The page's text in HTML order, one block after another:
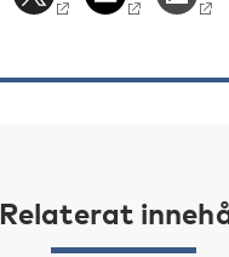
Relaterat